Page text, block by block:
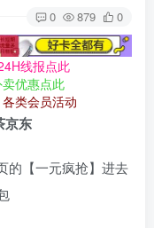
0 879 0
线报点此
优惠点此
各类会员活动
京东
的【一元疯抢】进去